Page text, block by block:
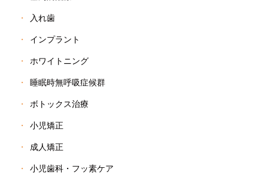
入れ歯
インプラント
ホワイトニング
睡眠時無呼吸症候群
ボトックス治療
小児矯正
成人矯正
小児歯科・フッ素ケア